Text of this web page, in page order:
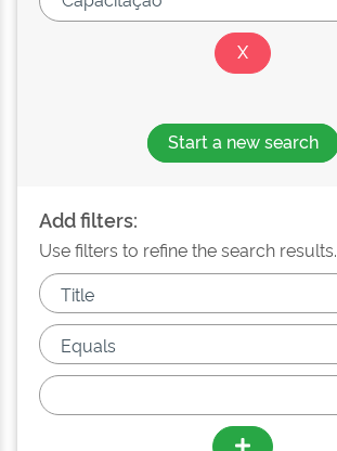
Start a new search
Add filters:
Use filters to refine the search results.